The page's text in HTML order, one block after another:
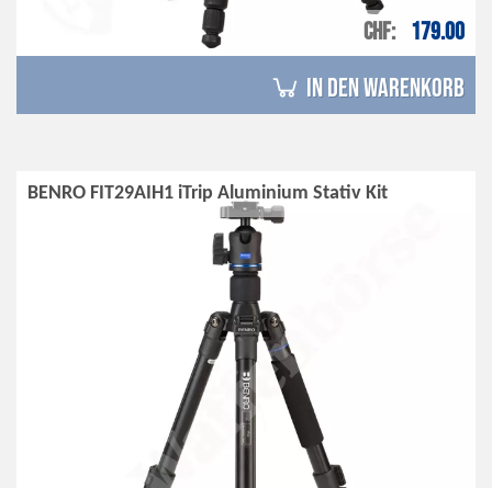
CHF 179.00
in den Warenkorb
BENRO FIT29AIH1 iTrip Aluminium Stativ Kit